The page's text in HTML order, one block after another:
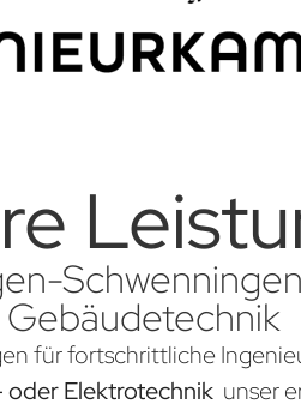
Gebäudetechnik
für fortschrittliche
oder Elektrotechnik unser